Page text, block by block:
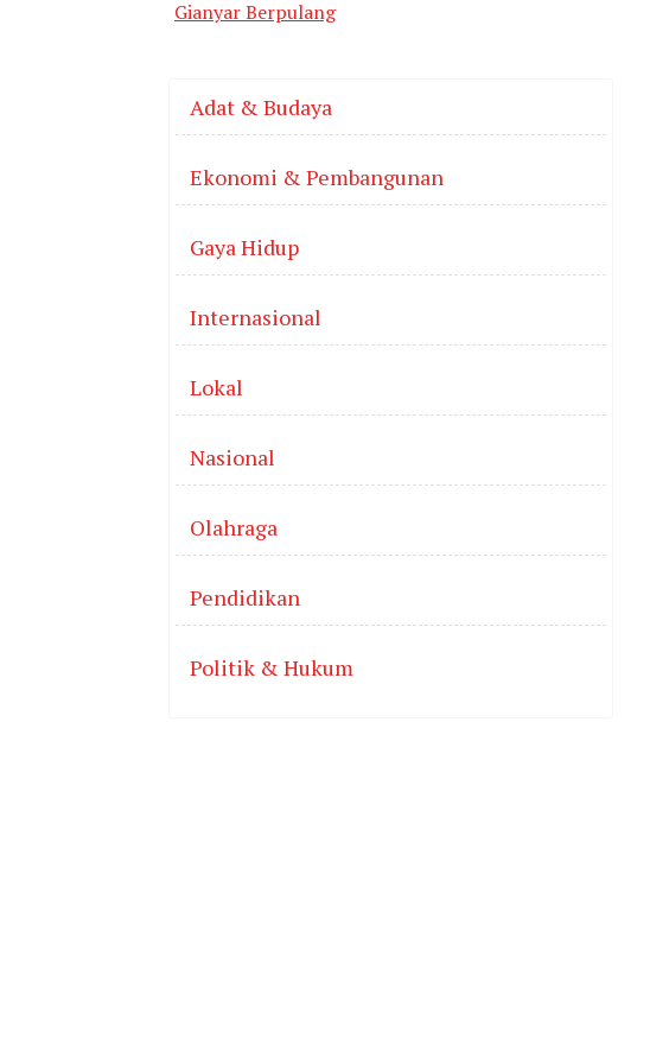
Gianyar Berpulang
Adat & Budaya
Ekonomi & Pembangunan
Gaya Hidup
Internasional
Lokal
Nasional
Olahraga
Pendidikan
Politik & Hukum